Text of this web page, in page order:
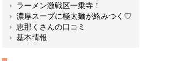
ラーメン激戦区一乗寺！
濃厚スープに極太麺が絡みつく♡
恵那くさんの口コミ
基本情報